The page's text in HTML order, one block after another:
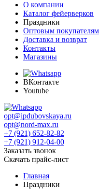
О компании
Каталог фейерверков
Праздники
Оптовым покупателям
Доставка и возврат
Контакты
Магазины
ВКонтакте
Youtube
opt@ipdubovskaya.ru
opt@nord-max.ru
+7 (921) 652-82-82
+7 (921) 912-04-00
Заказать звонок
Скачать прайс-лист
Главная
Праздники